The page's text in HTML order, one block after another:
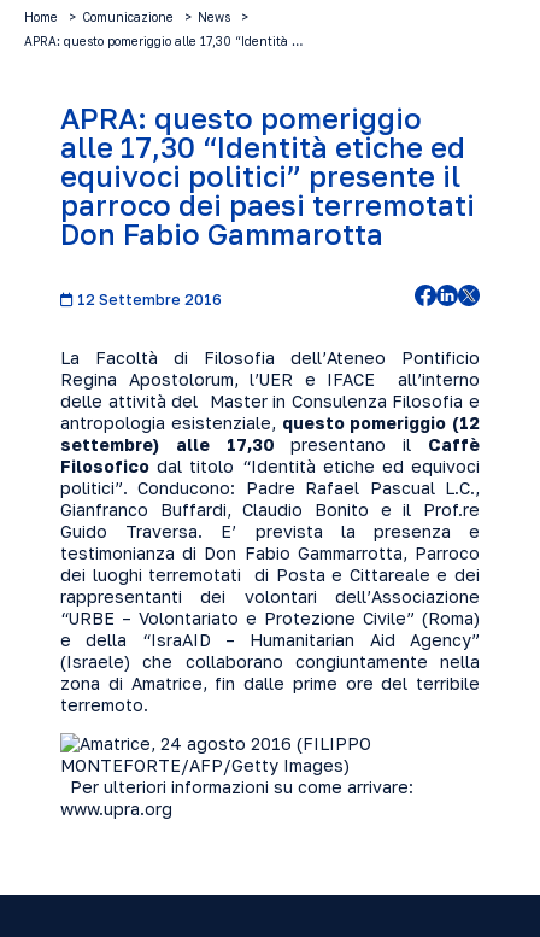
Home Comunicazione
News
APRA: questo pomeriggio alle 17,30 “Identità …
APRA: questo pomeriggio
alle 17,30 “Identità etiche ed
equivoci politici” presente il
parroco dei paesi terremotati
Don Fabio Gammarotta
12 Settembre 2016
La Facoltà di Filosofia dell’Ateneo Pontificio
Regina Apostolorum, l’UER e IFACE all’interno
delle attività del Master in Consulenza Filosofia e
antropologia esistenziale, questo pomeriggio (12
settembre) alle 17,30 presentano il Caffè
Filosofico dal titolo “Identità etiche ed equivoci
politici”. Conducono: Padre Rafael Pascual L.C.,
Gianfranco Buffardi, Claudio Bonito e il Prof.re
Guido Traversa. E’ prevista la presenza e
testimonianza di Don Fabio Gammarrotta, Parroco
dei luoghi terremotati di Posta e Cittareale e dei
rappresentanti dei volontari dell’Associazione
“URBE – Volontariato e Protezione Civile” (Roma)
e della “IsraAID – Humanitarian Aid Agency”
(Israele) che collaborano congiuntamente nella
zona di Amatrice, fin dalle prime ore del terribile
terremoto.
Per ulteriori informazioni su come arrivare:
www.upra.org